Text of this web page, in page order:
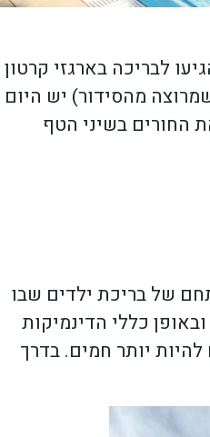
לבריכה בארגזי קרטון
מהסידור) יש היום
החורים בשיני הטף
של בריכת ילדים שבו
כללי הדינמיקות
יותר חמים. בדרך